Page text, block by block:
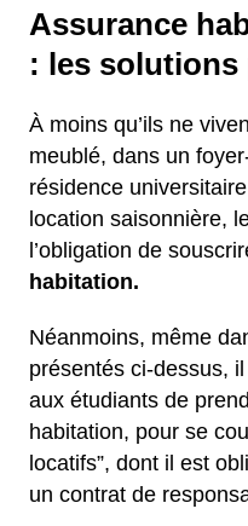
Assurance
: les
À moins qu’ils ne
meublé, dans un
résidence universitaire
location saisonnière,
l’obligation de
habitation.
Néanmoins, même
présentés ci-dessus,
aux étudiants de
habitation, pour se
locatifs”, dont il est
un contrat de